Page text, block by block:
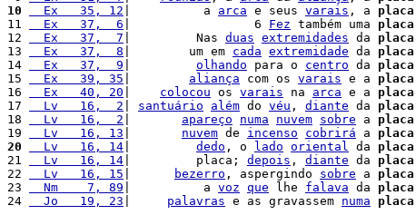
10
  Ex   35, 12
|          a arca e seus varais , a placa
11
  Ex   37,  6
|                 6 Fez também uma placa
12
  Ex   37,  7
|         Nas duas extremidades da placa
13
  Ex   37,  8
|        um em cada extremidade da placa
14
  Ex   37,  9
olhando para o centro da placa
15
  Ex   39, 35
aliança com os varais e a placa
16
  Ex   40, 20
colocou os varais na arca e a placa
17
  Lv   16,  2
santuário além do véu , diante da placa
18
  Lv   16,  2
apareço numa nuvem sobre a placa
19
  Lv   16, 13
nuvem de incenso cobrirá a placa
20
  Lv   16, 14
dedo , o lado oriental da placa
21
  Lv   16, 14
|         placa; depois , diante da placa
22
  Lv   16, 15
bezerro , aspergindo sobre a placa
23
  Nm    7, 89
|          a voz que lhe falava da placa
24
  Jo   19, 23
palavras e as gravassem numa placa